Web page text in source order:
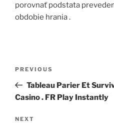
porovnať podstata
obdobie hrania .
PREVIOUS
Tableau Parier Et
Casino . FR Play Instantly
NEXT